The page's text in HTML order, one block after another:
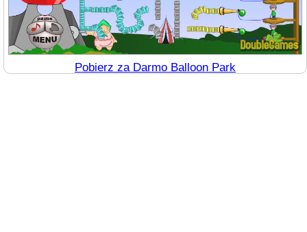
Pobierz za Darmo Balloon Park